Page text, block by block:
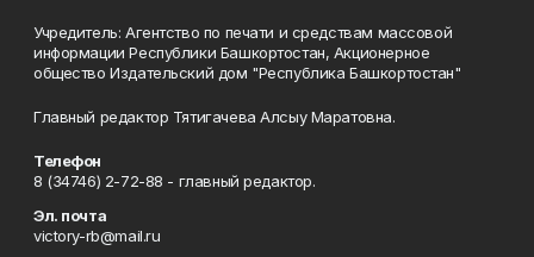
Учредитель: Агентство по печати и средствам массовой
информации Республики Башкортостан, Акционерное
общество Издательский дом "Республика Башкортостан"
Главный редактор Тятигачева Алсыу Маратовна.
Телефон
8 (34746) 2-72-88 - главный редактор.
Эл. почта
victory-rb@mail.ru